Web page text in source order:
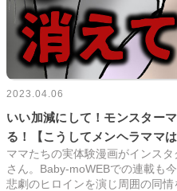
2023.04.06
いい加減にして！モンスター
る！【こうしてメンヘラママ
ママたちの実体験漫画がインス
さん。Baby-moWEBでの連載も
悲劇のヒロインを演じ周囲の同